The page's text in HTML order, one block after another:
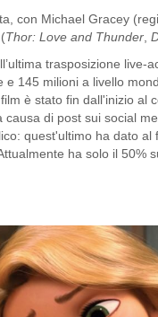
con Michael Gracey
Thor: Love and Thunder
trasposizione live-
145 milioni a livello
è stato fin dall'inizio al
di post sui social
quest'ultimo ha dato
ha solo il 50%